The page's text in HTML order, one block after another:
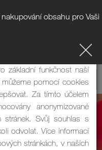
obsahu pro Vaši
Mají dvě funkce: Na
základní funkčnost naší
pomocí cookies
Za tímto účelem
anonymizované
stránek. Svůj souhlas s
odvolat. Více informací
stránkách, v našich